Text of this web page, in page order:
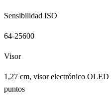
Sensibilidad ISO
64-25600
Visor
1,27 cm, visor electrónico OLED
puntos